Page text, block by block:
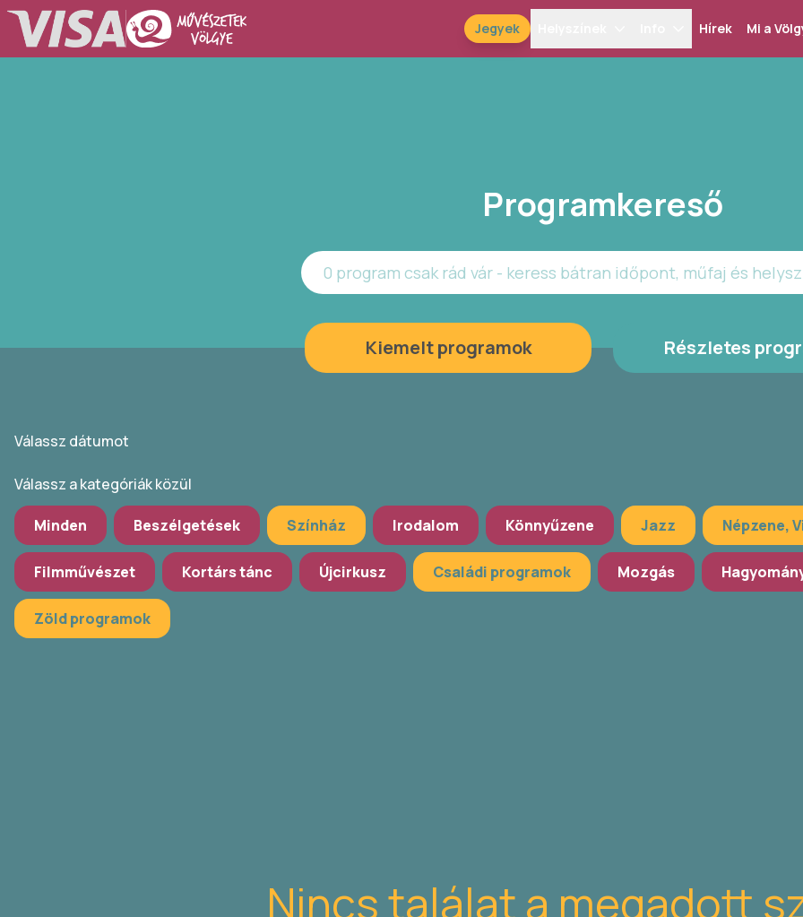
Jegyek Hírek Mi a
Programkereső
0 program csak rád vár - keress bátran időpont, műfaj és
Kiemelt programok Részletes
Válassz dátumot
Válassz a kategóriák közül
Minden Beszélgetések Színház Irodalom Könnyűzene Jazz Népzene,
Filmművészet Kortárs tánc Újcirkusz Családi programok Mozgás
Zöld programok
Nincs találat a megadott